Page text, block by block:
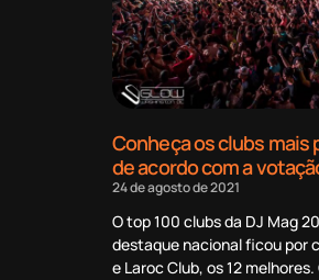
Conheça os clubs mais
de acordo com a
24 de agosto de 2021
O top 100 clubs da DJ Mag
destaque nacional ficou por
e Laroc Club, os 12